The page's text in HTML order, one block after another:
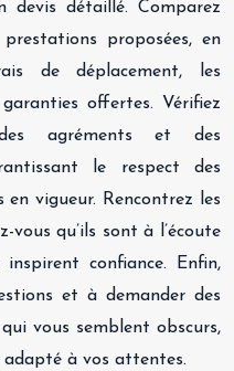
devis détaillé. Comparez
proposées, en
de déplacement, les
offertes. Vérifiez
agréments et des
le respect des
vigueur. Rencontrez les
vous qu’ils sont à l’écoute
confiance. Enfin,
et à demander des
vous semblent obscurs,
à vos attentes.